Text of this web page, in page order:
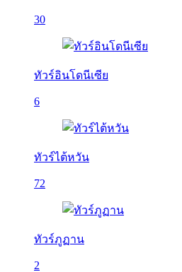
30
ทัวร์อินโดนีเซีย
6
ทัวร์ไต้หวัน
72
ทัวร์ภูฏาน
2